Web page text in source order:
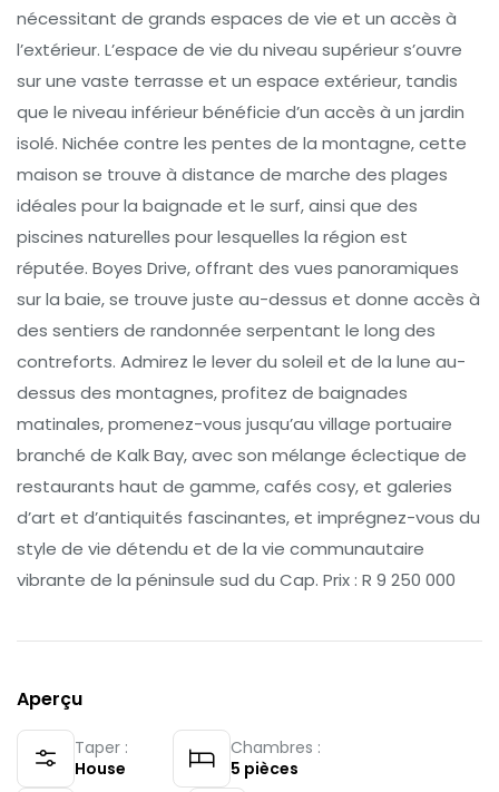
nécessitant de grands espaces de vie et un accès à
l’extérieur. L’espace de vie du niveau supérieur s’ouvre
sur une vaste terrasse et un espace extérieur, tandis
que le niveau inférieur bénéficie d’un accès à un jardin
isolé. Nichée contre les pentes de la montagne, cette
maison se trouve à distance de marche des plages
idéales pour la baignade et le surf, ainsi que des
piscines naturelles pour lesquelles la région est
réputée. Boyes Drive, offrant des vues panoramiques
sur la baie, se trouve juste au-dessus et donne accès à
des sentiers de randonnée serpentant le long des
contreforts. Admirez le lever du soleil et de la lune au-
dessus des montagnes, profitez de baignades
matinales, promenez-vous jusqu’au village portuaire
branché de Kalk Bay, avec son mélange éclectique de
restaurants haut de gamme, cafés cosy, et galeries
d’art et d’antiquités fascinantes, et imprégnez-vous du
style de vie détendu et de la vie communautaire
vibrante de la péninsule sud du Cap. Prix : R 9 250 000
Aperçu
Taper :
House
Chambres :
5 pièces